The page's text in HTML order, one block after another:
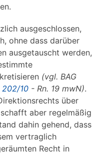
ausgeschlossen,
ohne dass darüber
ausgetauscht werden,
(vgl. BAG
202/10 - Rn. 19 mwN).
über
aber regelmäßig
dahin gehend, dass
vertraglich
Recht in